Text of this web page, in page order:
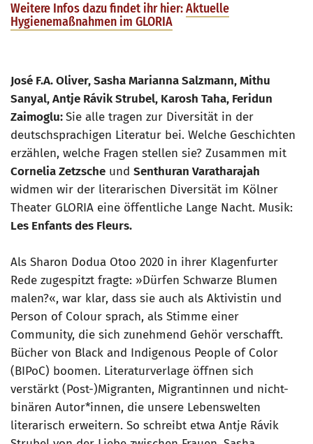
Weitere Infos dazu findet ihr hier:Aktuelle
Hygienemaßnahmen im GLORIA
José F.A. Oliver, Sasha Marianna Salzmann, Mithu
Sanyal, Antje Rávik Strubel, Karosh Taha, Feridun
Zaimoglu:Sie alle tragen zur Diversität in der
deutschsprachigen Literatur bei. Welche Geschichten
erzählen, welche Fragen stellen sie? Zusammen mit
Cornelia Zetzsche und Senthuran Varatharajah
widmen wir der literarischen Diversität im Kölner
Theater GLORIA eine öffentliche Lange Nacht. Musik:
Les Enfants des Fleurs.
Als Sharon Dodua Otoo 2020 in ihrer Klagenfurter
Rede zugespitzt fragte: »Dürfen Schwarze Blumen
malen?«, war klar, dass sie auch als Aktivistin und
Person of Colour sprach, als Stimme einer
Community, die sich zunehmend Gehör verschafft.
Bücher von Black and Indigenous People of Color
(BIPoC) boomen. Literaturverlage öffnen sich
verstärkt (Post-)Migranten, Migrantinnen und nicht-
binären Autor*innen, die unsere Lebenswelten
literarisch erweitern. So schreibt etwa Antje Rávik